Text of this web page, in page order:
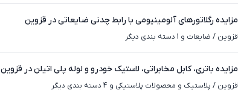
مزایده رگلاتورهای آلومینیومی با رابط چدنی ضایعاتی در قزوین
قزوین / ضایعات و 1 دسته بندی دیگر
مزایده باتری، کابل مخابراتی، لاستیک خودرو و لوله پلی اتیلن در قزوین
قزوین / پلاستیک و محصولات پلاستیکی و 4 دسته بندی دیگر